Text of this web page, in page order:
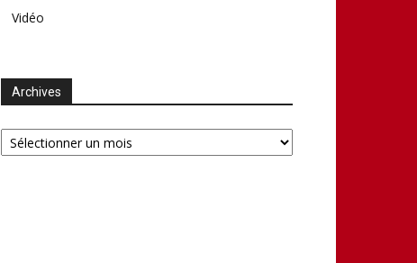
Vidéo
Archives
Archives